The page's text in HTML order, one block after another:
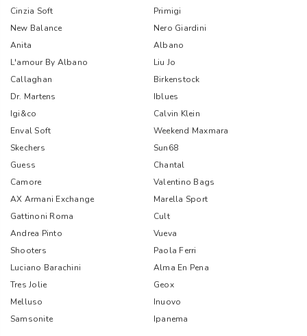
Cinzia Soft
Primigi
New Balance
Nero Giardini
Anita
Albano
L'amour By Albano
Liu Jo
Callaghan
Birkenstock
Dr. Martens
Iblues
Igi&co
Calvin Klein
Enval Soft
Weekend Maxmara
Skechers
Sun68
Guess
Chantal
Camore
Valentino Bags
AX Armani Exchange
Marella Sport
Gattinoni Roma
Cult
Andrea Pinto
Vueva
Shooters
Paola Ferri
Luciano Barachini
Alma En Pena
Tres Jolie
Geox
Melluso
Inuovo
Samsonite
Ipanema